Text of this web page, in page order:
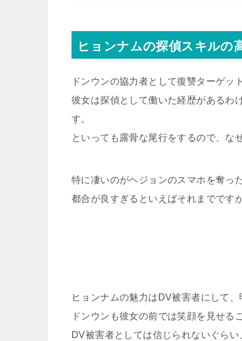
ヒョンナムの探偵スキルの
ドンウンの協力者として復讐ターゲッ
彼女は探偵として働いた経歴があるわ
す。
といっても露骨な尾行をするので、な
特に凄いのがヘジョンのスマホを奪っ
都合が良すぎるといえばそれまでです
ヒョンナムの魅力はDV被害者にして、
ドンウンも彼女の前では笑顔を見せる
DV被害者としては信じられないぐらい